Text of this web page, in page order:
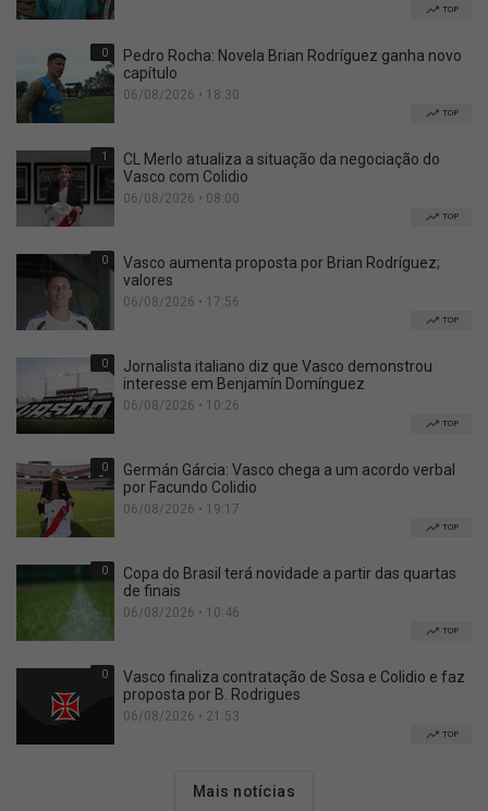
TOP
0
Pedro Rocha: Novela Brian Rodríguez ganha novo
capítulo
06/08/2026 • 18:30
TOP
1
CL Merlo atualiza a situação da negociação do
Vasco com Colidio
06/08/2026 • 08:00
TOP
0
Vasco aumenta proposta por Brian Rodríguez;
valores
06/08/2026 • 17:56
TOP
0
Jornalista italiano diz que Vasco demonstrou
interesse em Benjamín Domínguez
06/08/2026 • 10:26
TOP
0
Germán Gárcia: Vasco chega a um acordo verbal
por Facundo Colidio
06/08/2026 • 19:17
TOP
0
Copa do Brasil terá novidade a partir das quartas
de finais
06/08/2026 • 10:46
TOP
0
Vasco finaliza contratação de Sosa e Colidio e faz
proposta por B. Rodrigues
06/08/2026 • 21:53
TOP
Mais notícias